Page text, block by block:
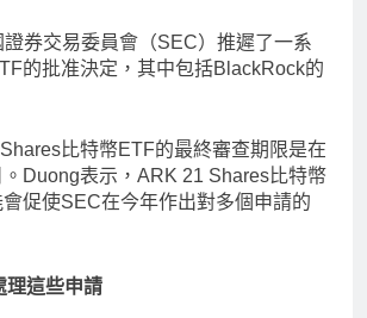
券交易委員會（SEC）推遲了一系
的批准決定，其中包括BlackRock的
比特幣ETF的最終審查期限是在
Duong表示，ARK 21 Shares比特幣
促使SEC在今年作出對多個申請的
理這些申請